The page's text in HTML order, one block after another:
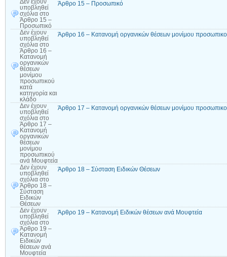
Δεν έχουν
υποβληθεί
σχόλια στο
Άρθρο 15 –
Προσωπικό
Άρθρο 15 – Προσωπικό
Δεν έχουν
υποβληθεί
σχόλια στο
Άρθρο 16 –
Κατανομή
οργανικών
θέσεων
μονίμου
προσωπικού
κατά
κατηγορία και
κλάδο
Άρθρο 16 – Κατανομή οργανικών θέσεων μονίμου
Δεν έχουν
υποβληθεί
σχόλια στο
Άρθρο 17 –
Κατανομή
οργανικών
θέσεων
μονίμου
προσωπικού
ανά Μουφτεία
Άρθρο 17 – Κατανομή οργανικών θέσεων μονίμου
Δεν έχουν
υποβληθεί
σχόλια στο
Άρθρο 18 –
Σύσταση
Ειδικών
Θέσεων
Άρθρο 18 – Σύσταση Ειδικών Θέσεων
Δεν έχουν
υποβληθεί
σχόλια στο
Άρθρο 19 –
Κατανομή
Ειδικών
θέσεων ανά
Μουφτεία
Άρθρο 19 – Κατανομή Ειδικών θέσεων ανά Μουφτεία